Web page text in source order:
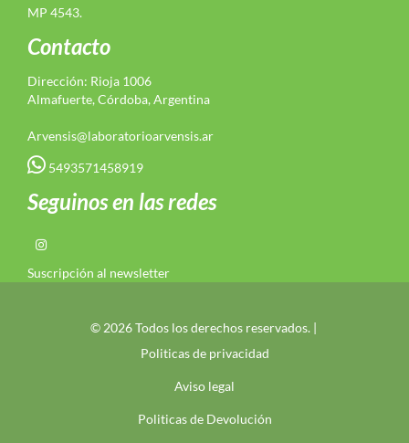
MP 4543.
Contacto
Dirección: Rioja 1006
Almafuerte, Córdoba, Argentina
Arvensis@laboratorioarvensis.ar
5493571458919
Seguinos en las redes
Suscripción al newsletter
© 2026 Todos los derechos reservados. |
Politicas de privacidad
Aviso legal
Politicas de Devolución